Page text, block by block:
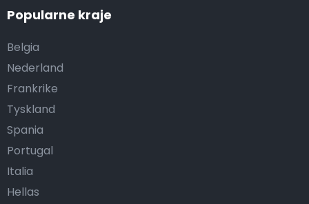
Popularne kraje
Belgia
Nederland
Frankrike
Tyskland
Spania
Portugal
Italia
Hellas